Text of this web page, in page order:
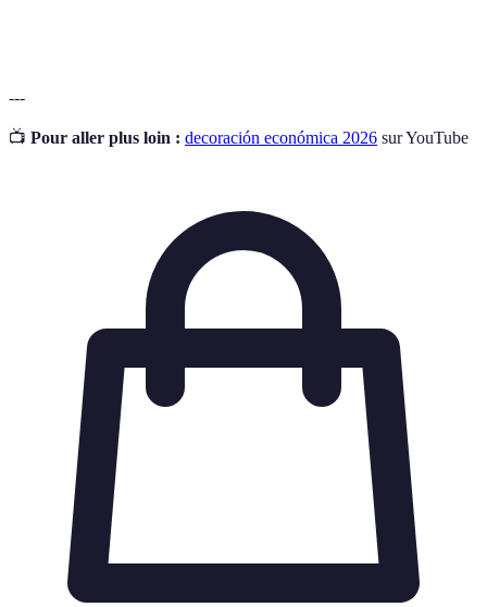
---
📺 Pour aller plus loin : decoración económica 2026 sur YouTube